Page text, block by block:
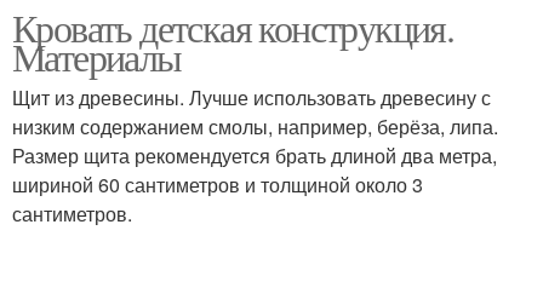
Кровать детская конструкция.
Материалы
Щит из древесины. Лучше использовать древесину с
низким содержанием смолы, например, берёза, липа.
Размер щита рекомендуется брать длиной два метра,
шириной 60 сантиметров и толщиной около 3
сантиметров.